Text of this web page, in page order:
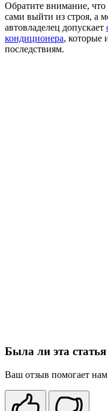
Обратите внимание,
сами выйти из строя, а
автовладелец допускает
кондиционера, которые
последствиям.
Была ли эта
Ваш отзыв помогает нам